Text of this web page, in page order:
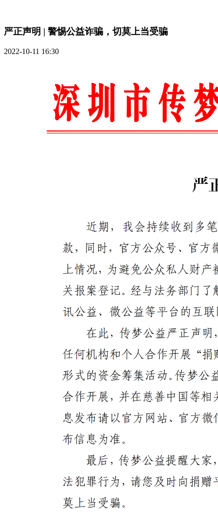
严正声明 | 警惕公益诈骗，切莫上当受骗
2022-10-11 16:30